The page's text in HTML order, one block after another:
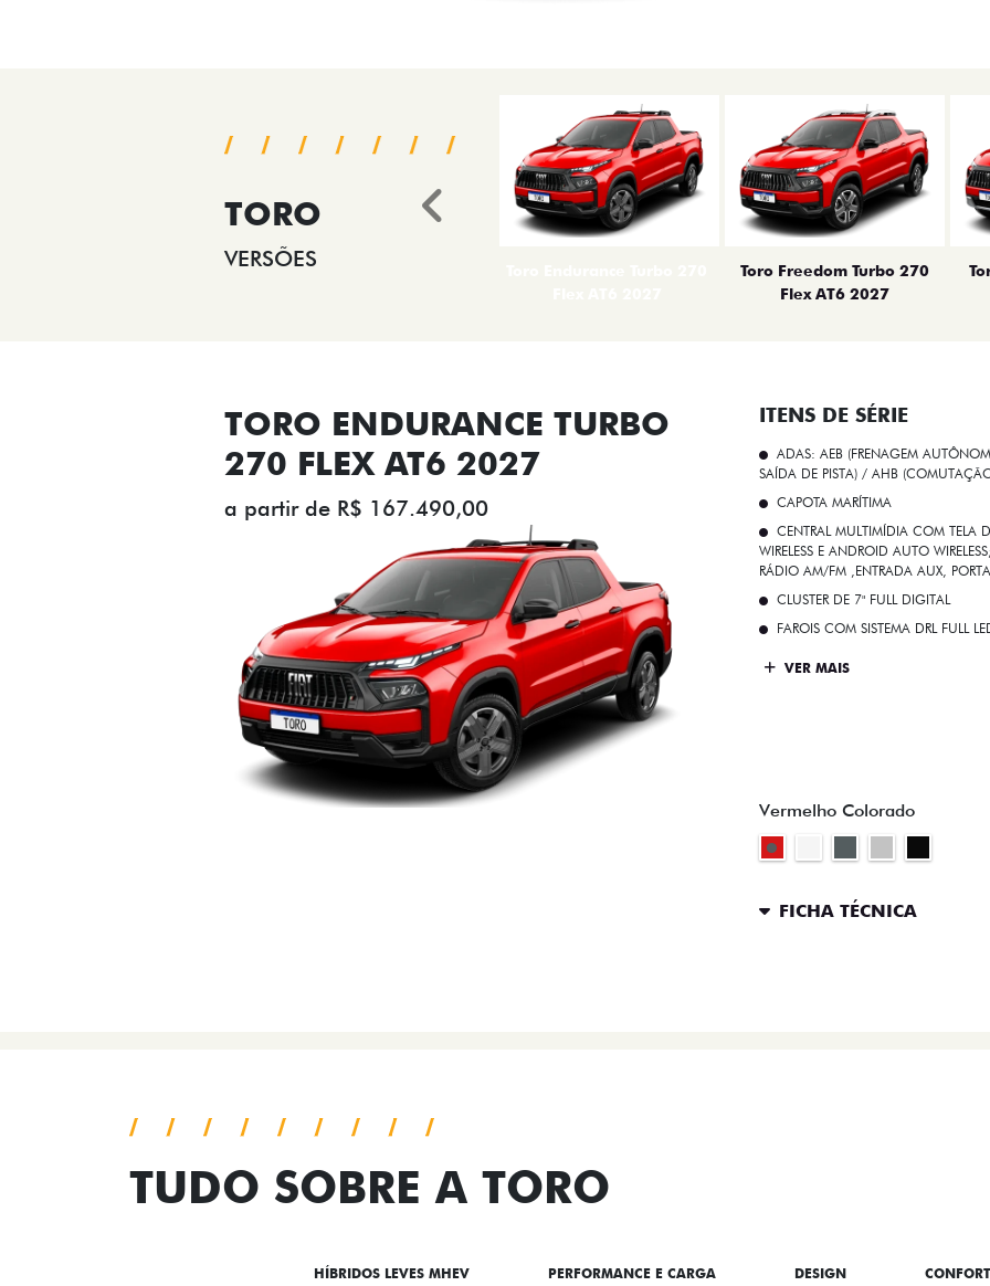
TORO
VERSÕES
Toro Freedom Turbo 270
Flex AT6 2027
Anterior
TORO ENDURANCE TURBO
270 FLEX AT6 2027
a partir de R$ 167.490,00
ITENS DE SÉRIE
ADAS: AEB (FRENAGEM
SAÍDA DE PISTA) / AHB
CAPOTA MARÍTIMA
CENTRAL MULTIMÍDIA COM TELA
WIRELESS E ANDROID AUTO
RÁDIO AM/FM ,ENTRADA AUX,
CLUSTER DE 7" FULL DIGITAL
FAROIS COM SISTEMA DRL FULL
VER MAIS
Vermelho Colorado
FICHA TÉCNICA
TUDO SOBRE A TORO
HÍBRIDOS LEVES MHEV PERFORMANCE E CARGA DESIGN